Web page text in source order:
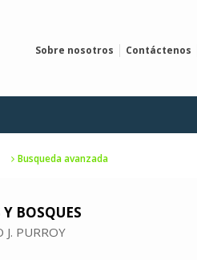
Sobre nosotros Contáctenos
Busqueda avanzada
BOSQUES
J. PURROY